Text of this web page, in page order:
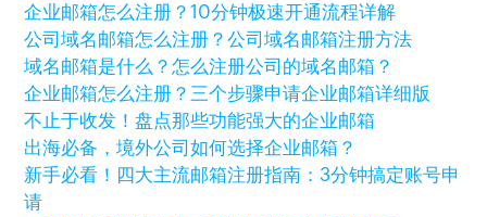
企业邮箱怎么注册？10分钟极速开通流程详解
公司域名邮箱怎么注册？公司域名邮箱注册方法
域名邮箱是什么？怎么注册公司的域名邮箱？
企业邮箱怎么注册？三个步骤申请企业邮箱详细版
不止于收发！盘点那些功能强大的企业邮箱
出海必备，境外公司如何选择企业邮箱？
新手必看！四大主流邮箱注册指南：3分钟搞定账号申
请